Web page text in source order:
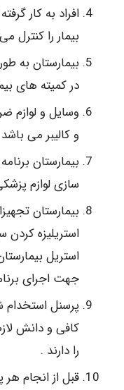
افراد به کار
بیمار را کنترل
بیمارستان به
در کمیته های
وسایل و لوازم
و کالیبر می باشد
بیمارستان
سازی لوازم
بیمارستان
استریل
جهت اجرای
پرسنل
کافی و دانش
را دارند .
قبل از انجام هر